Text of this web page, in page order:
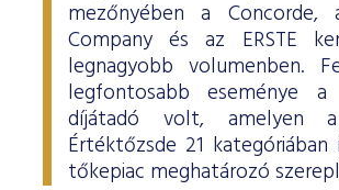
mezőnyében a
Company és az ERSTE
legnagyobb volumenben.
legfontosabb eseménye a
díjátadó volt, amelyen a
Értéktőzsde 21
tőkepiac meghatározó